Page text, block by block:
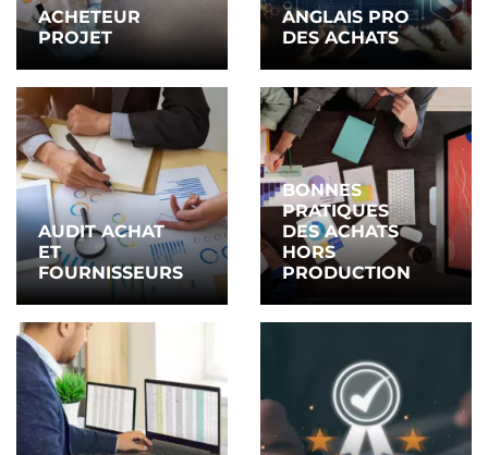
ACHETEUR
PROJET
ANGLAIS PRO
DES ACHATS
AUDIT ACHAT
ET
FOURNISSEURS
BONNES
PRATIQUES
DES ACHATS
HORS
PRODUCTION